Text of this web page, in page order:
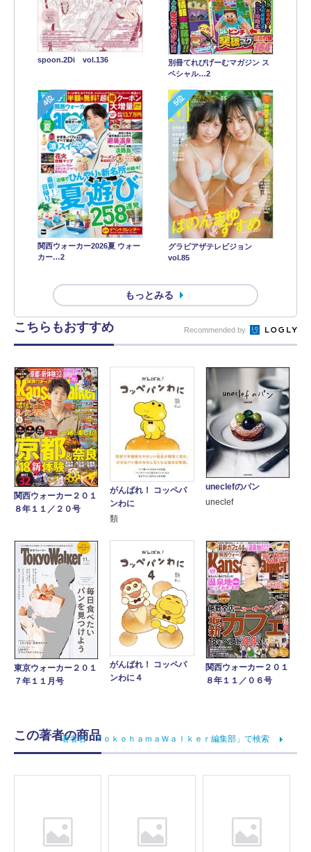
spoon.2Di vol.136
別冊てれびげーむマガジン ス
ペシャル…2
4位
関西ウォーカー2026夏 ウォー
カー…2
5位
グラビアザテレビジョン
vol.85
もっとみる
こちらもおすすめ Recommended by
関西ウォーカー２０１
８年１１／２０号
がんばれ！ コッペパ
ンわに
類
uneclefのパン
uneclef
東京ウォーカー２０１
７年１１月号
がんばれ！ コッペパ
ンわに４
関西ウォーカー２０１
８年１１／０６号
この著者の商品著者名「ＹｏｋｏｈａｍａＷａｌｋｅｒ編集部」で検索